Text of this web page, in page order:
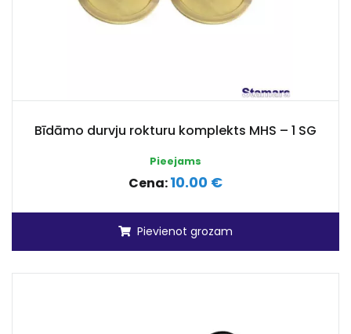
Bīdāmo durvju rokturu komplekts MHS – 1 SG
Pieejams
Cena:10.00 €
Pievienot grozam